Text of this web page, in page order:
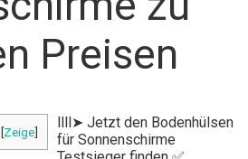
Preisen
[Zeige]
llll➤ Jetzt den Bodenhülsen
für Sonnenschirme